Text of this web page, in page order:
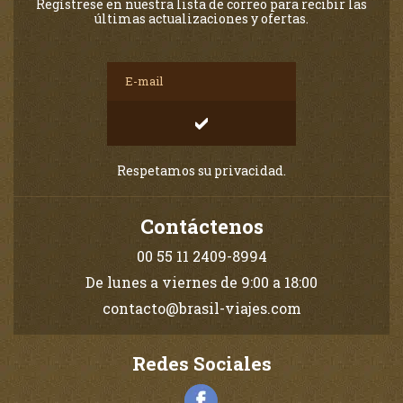
Regístrese en nuestra lista de correo para recibir las
últimas actualizaciones y ofertas.
Respetamos su privacidad.
Contáctenos
00 55 11 2409-8994
De lunes a viernes de 9:00 a 18:00
contacto@brasil-viajes.com
Redes Sociales